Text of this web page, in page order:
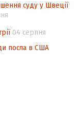
суду у Швеції
04 серпня
посла в США